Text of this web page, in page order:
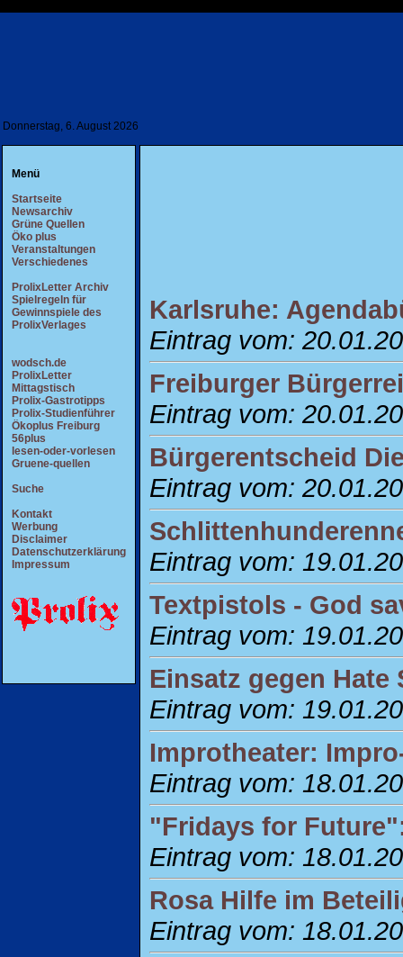
Donnerstag, 6. August 2026
Menü
Startseite
Newsarchiv
Grüne Quellen
Öko plus
Veranstaltungen
Verschiedenes
ProlixLetter Archiv
Spielregeln für
Gewinnspiele des
ProlixVerlages
wodsch.de
ProlixLetter
Mittagstisch
Prolix-Gastrotipps
Prolix-Studienführer
Ökoplus Freiburg
56plus
lesen-oder-vorlesen
Gruene-quellen
Suche
Kontakt
Werbung
Disclaimer
Datenschutzerklärung
Impressum
Karlsruhe:
Eintrag vom:
Freiburger
Eintrag vom:
Bürgerentscheid
Eintrag vom:
Eintrag vom:
Textpistols - God
Eintrag vom:
Einsatz gegen Hate
Eintrag vom:
Improtheater:
Eintrag vom:
"Fridays for
Eintrag vom:
Rosa Hilfe im
Eintrag vom: